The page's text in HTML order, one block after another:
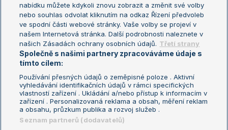
Aktualní trendy
Fotbalové přestupy
Livesport Daily
LS Prague Open
Podmínky užití
Nastavení soukromí
GDPR a žurnalistika
Reklama
Kontakt
Informace o zpracování osobních
údajů
nabídku můžete kdykoli znovu zobrazit a změnit své volby
nebo souhlas odvolat kliknutím na odkaz Řízení předvoleb
ve spodní části webové stránky. Vaše volby se projeví v
našem Internetová stránka. Další podrobnosti naleznete v
našich Zásadách ochrany osobních údajů. Třetí strany
Společně s našimi partnery zpracováváme údaje s
tímto cílem:
Používání přesných údajů o zeměpisné poloze . Aktivní
vyhledávání identifikačních údajů v rámci specifických
vlastností zařízení . Ukládání a/nebo přístup k informacím v
zařízení . Personalizovaná reklama a obsah, měření reklam
a obsahu, průzkum publika a rozvoj služeb .
Seznam partnerů (dodavatelů)